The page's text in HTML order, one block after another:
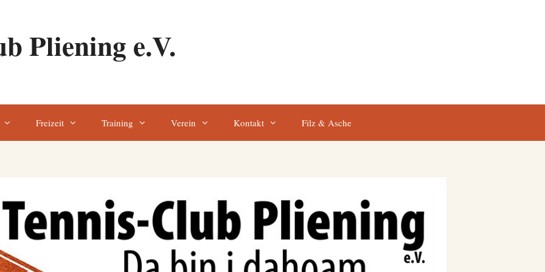
Pliening e.V.
Freizeit Training Verein Kontakt Filz & Asche